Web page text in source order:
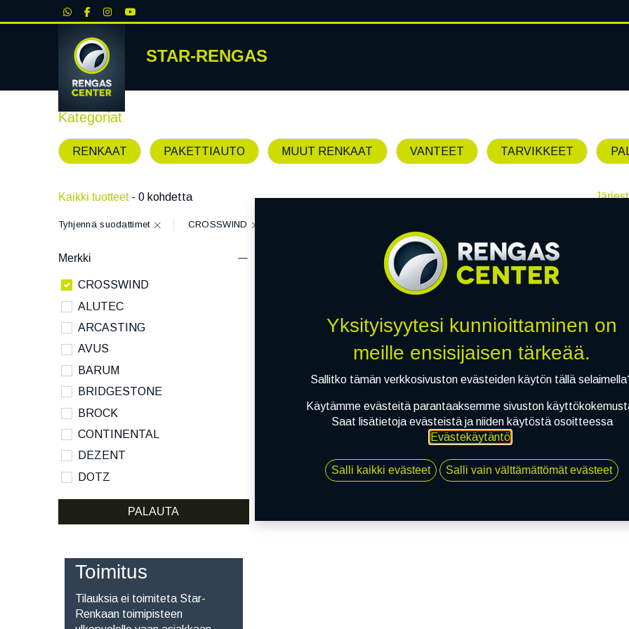
STAR-RENGAS
Kategoriat
RENKAAT PAKETTIAUTO MUUT RENKAAT VANTEET TARVIKKEET
Kaikki tuotteet - 0 kohdetta
Tyhjennä suodattimet CROSSWIND
Merkki
CROSSWIND
ALUTEC
ARCASTING
AVUS
BARUM
BRIDGESTONE
BROCK
CONTINENTAL
DEZENT
DOTZ
DYNAMO
KUMHO ECSTA SPORT S
NANKANG
NOKIAN
PALAUTA
Toimitus
Tilauksia ei toimiteta Star-
Renkaan toimipisteen
Emme löytäneet
Yksityisyytesi kunnioittaminen on
meille ensisijaisen tärkeää.
Sallitko tämän verkkosivuston evästeiden käytön tällä
Käytämme evästeitä parantaaksemme sivuston
Saat lisätietoja evästeistä ja niiden käytöstä osoitteessa
Evästekäytäntö.
Salli kaikki evästeet Salli vain välttämättömät evästeet